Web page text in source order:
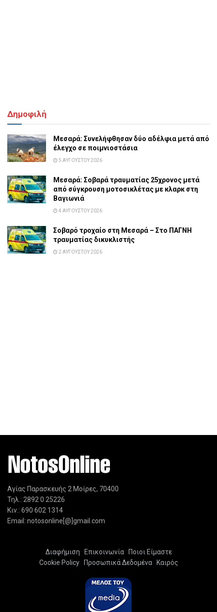
Δημοφιλή
Μεσαρά: Συνελήφθησαν δύο αδέλφια μετά από
έλεγχο σε ποιμνιοστάσια
5 ΑΥΓΟΎΣΤΟΥ 2026
Μεσαρά: Σοβαρά τραυματίας 25χρονος μετά
από σύγκρουση μοτοσικλέτας με κλαρκ στη
Βαγιωνιά
4 ΑΥΓΟΎΣΤΟΥ 2026
Σοβαρό τροχαίο στη Μεσαρά – Στο ΠΑΓΝΗ
τραυματίας δικυκλιστής
2 ΑΥΓΟΎΣΤΟΥ 2026
Αγίας Παρασκευής 2 Μοίρες, 70400
Τηλ.: 2892 0 25226
Κιν.: 690 602 1314
Email: notosonline[@]gmail.com
Διαφήμιση Επικοινωνία
Ποιοι Είμαστε
Cookie Policy
Προσωπικά Δεδομένα Καιρός